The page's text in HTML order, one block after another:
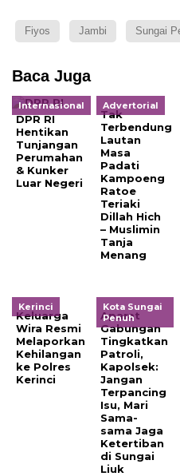
Fiyos Jambi Sungai
Baca Juga
Internasional
DPR RI
Hentikan
Tunjangan
Perumahan
& Kunker
Luar Negeri
Advertorial
Tak
Terbendung
Lautan
Masa
Padati
Kampoeng
Ratoe
Teriaki
Dillah Hich
– Muslimin
Tanja
Menang
Kerinci
Keluarga
Wira Resmi
Melaporkan
Kehilangan
ke Polres
Kerinci
Kota Sungai
Penuh
Aparat
Gabungan
Tingkatkan
Patroli,
Kapolsek:
Jangan
Terpancing
Isu, Mari
Sama-
sama Jaga
Ketertiban
di Sungai
Liuk